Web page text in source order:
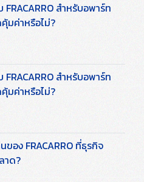
FRACARRO สำหรับอพาร์ท
มค่าหรือไม่?
FRACARRO สำหรับอพาร์ท
มค่าหรือไม่?
ของ FRACARRO ที่ธุรกิจ
าด?